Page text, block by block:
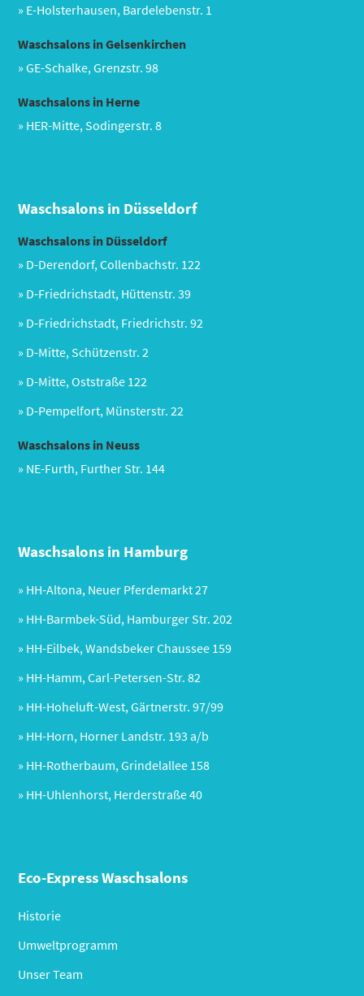
» E-Holsterhausen, Bardelebenstr. 1
Waschsalons in Gelsenkirchen
» GE-Schalke, Grenzstr. 98
Waschsalons in Herne
» HER-Mitte, Sodingerstr. 8
Waschsalons in Düsseldorf
Waschsalons in Düsseldorf
» D-Derendorf, Collenbachstr. 122
» D-Friedrichstadt, Hüttenstr. 39
» D-Friedrichstadt, Friedrichstr. 92
» D-Mitte, Schützenstr. 2
» D-Mitte, Oststraße 122
» D-Pempelfort, Münsterstr. 22
Waschsalons in Neuss
» NE-Furth, Further Str. 144
Waschsalons in Hamburg
» HH-Altona, Neuer Pferdemarkt 27
» HH-Barmbek-Süd, Hamburger Str. 202
» HH-Eilbek, Wandsbeker Chaussee 159
» HH-Hamm, Carl-Petersen-Str. 82
» HH-Hoheluft-West, Gärtnerstr. 97/99
» HH-Horn, Horner Landstr. 193 a/b
» HH-Rotherbaum, Grindelallee 158
» HH-Uhlenhorst, Herderstraße 40
Eco-Express Waschsalons
Historie
Umweltprogramm
Unser Team